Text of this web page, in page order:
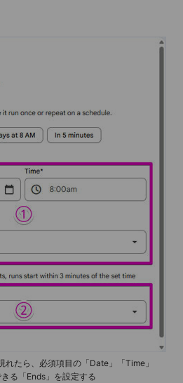
れたら、必須項目の「Date」「Time」
る「Ends」を設定する